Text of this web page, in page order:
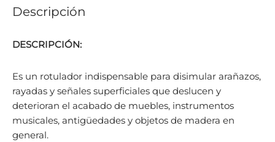
Descripción
DESCRIPCIÓN:
Es un rotulador indispensable para disimular arañazos,
rayadas y señales superficiales que deslucen y
deterioran el acabado de muebles, instrumentos
musicales, antigüedades y objetos de madera en
general.